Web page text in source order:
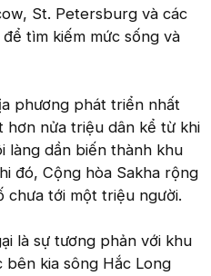
St. Petersburg và các
tìm kiếm mức sống và
phương phát triển nhất
hơn nửa triệu dân kể từ khi
làng dần biến thành khu
đó, Cộng hòa Sakha rộng
chưa tới một triệu người.
là sự tương phản với khu
kia sông Hắc Long